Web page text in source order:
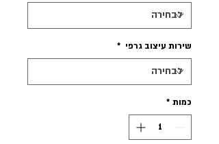
שירות עיצוב גרפי *
כמות *